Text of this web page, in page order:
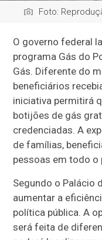
Foto:
O governo federal
programa Gás do
Gás. Diferente do
beneficiários
iniciativa permitirá
botijões de gás
credenciadas. A
de famílias,
pessoas em todo o
Segundo o Palácio
aumentar a
política pública. A
será feita de